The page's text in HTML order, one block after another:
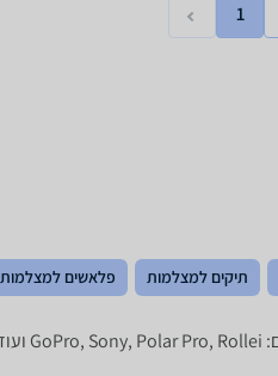
1
תיקים למצלמות פלאשים למצלמות